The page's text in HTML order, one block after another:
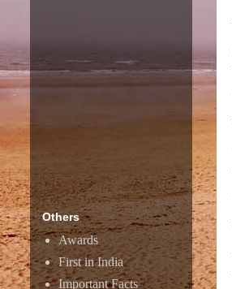
Others
Awards
First in India
Important Facts